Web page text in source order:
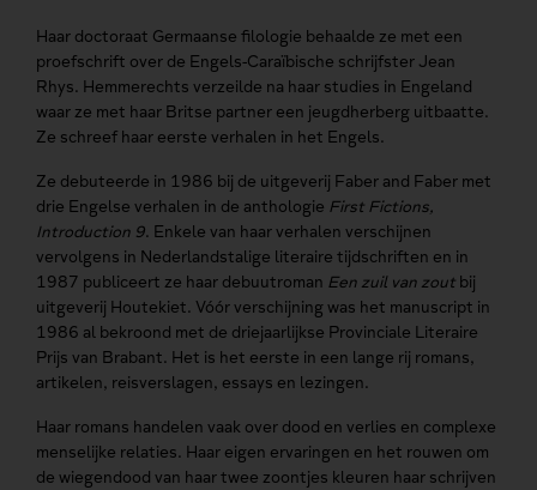
Haar doctoraat Germaanse filologie behaalde ze met een
proefschrift over de Engels-Caraïbische schrijfster Jean
Rhys. Hemmerechts verzeilde na haar studies in Engeland
waar ze met haar Britse partner een jeugdherberg uitbaatte.
Ze schreef haar eerste verhalen in het Engels.
Ze debuteerde in 1986 bij de uitgeverij Faber and Faber met
drie Engelse verhalen in de anthologie First Fictions,
Introduction 9. Enkele van haar verhalen verschijnen
vervolgens in Nederlandstalige literaire tijdschriften en in
1987 publiceert ze haar debuutroman Een zuil van zout bij
uitgeverij Houtekiet. Vóór verschijning was het manuscript in
1986 al bekroond met de driejaarlijkse Provinciale Literaire
Prijs van Brabant. Het is het eerste in een lange rij romans,
artikelen, reisverslagen, essays en lezingen.
Haar romans handelen vaak over dood en verlies en complexe
menselijke relaties. Haar eigen ervaringen en het rouwen om
de wiegendood van haar twee zoontjes kleuren haar schrijven